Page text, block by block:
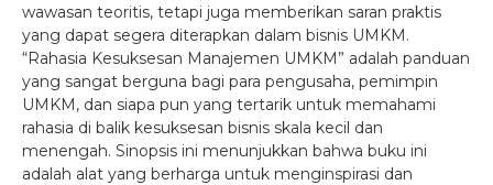
wawasan teoritis, tetapi juga memberikan saran praktis
yang dapat segera diterapkan dalam bisnis UMKM.
“Rahasia Kesuksesan Manajemen UMKM” adalah panduan
yang sangat berguna bagi para pengusaha, pemimpin
UMKM, dan siapa pun yang tertarik untuk memahami
rahasia di balik kesuksesan bisnis skala kecil dan
menengah. Sinopsis ini menunjukkan bahwa buku ini
adalah alat yang berharga untuk menginspirasi dan